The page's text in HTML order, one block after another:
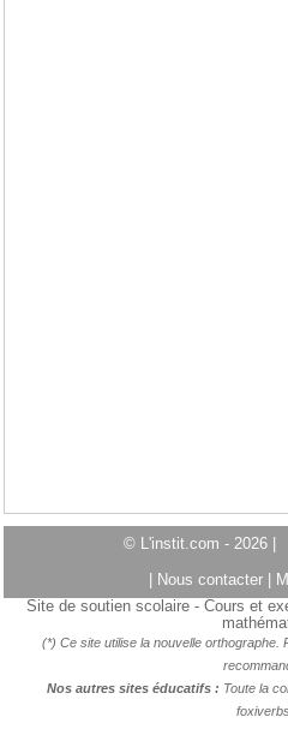
© L'instit.com - 2026 |
Nous contacter
Site de soutien scolaire - Cours et
(*) Ce site utilise la nouvelle orthographe.
Nos autres sites éducatifs : Toute la